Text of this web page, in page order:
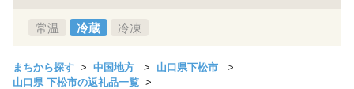
常温 冷蔵 冷凍
まちから探す 中国地方
山口県下松市
山口県 下松市の返礼品一覧